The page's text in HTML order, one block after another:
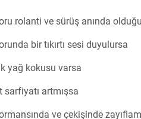
rolanti ve sürüş anında
bir tıkırtı sesi duyulursa
yağ kokusu varsa
sarfiyatı artmışsa
ve çekişinde